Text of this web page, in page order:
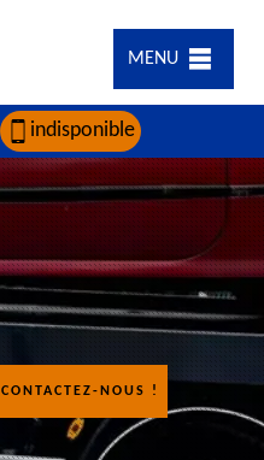
MENU
indisponible
CONTACTEZ-NOUS !